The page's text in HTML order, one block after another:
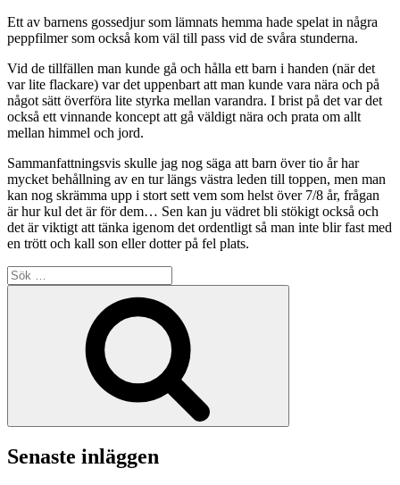
Ett av barnens gossedjur som lämnats hemma hade spelat in några
peppfilmer som också kom väl till pass vid de svåra stunderna.
Vid de tillfällen man kunde gå och hålla ett barn i handen (när det
var lite flackare) var det uppenbart att man kunde vara nära och på
något sätt överföra lite styrka mellan varandra. I brist på det var det
också ett vinnande koncept att gå väldigt nära och prata om allt
mellan himmel och jord.
Sammanfattningsvis skulle jag nog säga att barn över tio år har
mycket behållning av en tur längs västra leden till toppen, men man
kan nog skrämma upp i stort sett vem som helst över 7/8 år, frågan
är hur kul det är för dem… Sen kan ju vädret bli stökigt också och
det är viktigt att tänka igenom det ordentligt så man inte blir fast med
en trött och kall son eller dotter på fel plats.
Sök
efter:
Senaste inläggen